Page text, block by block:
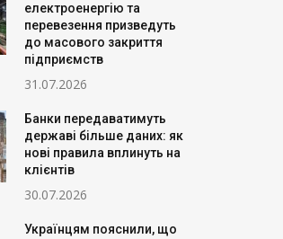
електроенергію та
перевезення призведуть
до масового закриття
підприємств
31.07.2026
Банки передаватимуть
державі більше даних: як
нові правила вплинуть на
клієнтів
30.07.2026
Українцям пояснили, що